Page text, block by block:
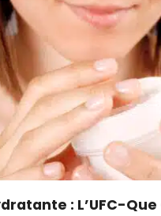
: L’UFC-